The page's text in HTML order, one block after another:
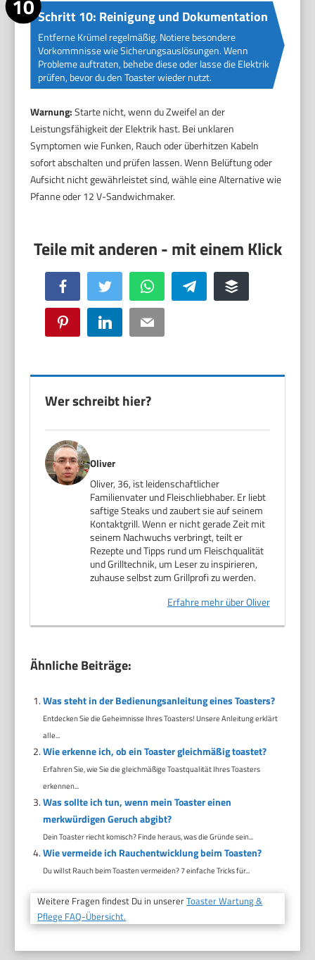
Schritt 10: Reinigung und Dokumentation
Entferne Krümel regelmäßig. Notiere besondere
Vorkommnisse wie Sicherungsauslösungen. Wenn
Probleme auftraten, behebe diese oder lasse die Elektrik
prüfen, bevor du den Toaster wieder nutzt.
Warnung:Starte nicht, wenn du Zweifel an der
Leistungsfähigkeit der Elektrik hast. Bei unklaren
Symptomen wie Funken, Rauch oder überhitzen Kabeln
sofort abschalten und prüfen lassen. Wenn Belüftung oder
Aufsicht nicht gewährleistet sind, wähle eine Alternative wie
Pfanne oder 12 V-Sandwichmaker.
Facebook Twitter WhatsApp Telegram Buffer
Pinterest LinkedIn Email
Wer schreibt hier?
Oliver
Oliver, 36, ist leidenschaftlicher
Familienvater und Fleischliebhaber. Er liebt
saftige Steaks und zaubert sie auf seinem
Kontaktgrill. Wenn er nicht gerade Zeit mit
seinem Nachwuchs verbringt, teilt er
Rezepte und Tipps rund um Fleischqualität
und Grilltechnik, um Leser zu inspirieren,
zuhause selbst zum Grillprofi zu werden.
Erfahre mehr über Oliver
Ähnliche Beiträge:
Was steht in der Bedienungsanleitung eines Toasters?
Entdecken Sie die Geheimnisse Ihres Toasters! Unsere Anleitung erklärt
alle...
Wie erkenne ich, ob ein Toaster gleichmäßig toastet?
Erfahren Sie, wie Sie die gleichmäßige Toastqualität Ihres Toasters
erkennen...
Was sollte ich tun, wenn mein Toaster einen
merkwürdigen Geruch abgibt?
Dein Toaster riecht komisch? Finde heraus, was die Gründe sein...
Wie vermeide ich Rauchentwicklung beim Toasten?
Du willst Rauch beim Toasten vermeiden? 7 einfache Tricks für...
Weitere Fragen findest Du in unsererToaster Wartung &
Pflege FAQ-Übersicht.